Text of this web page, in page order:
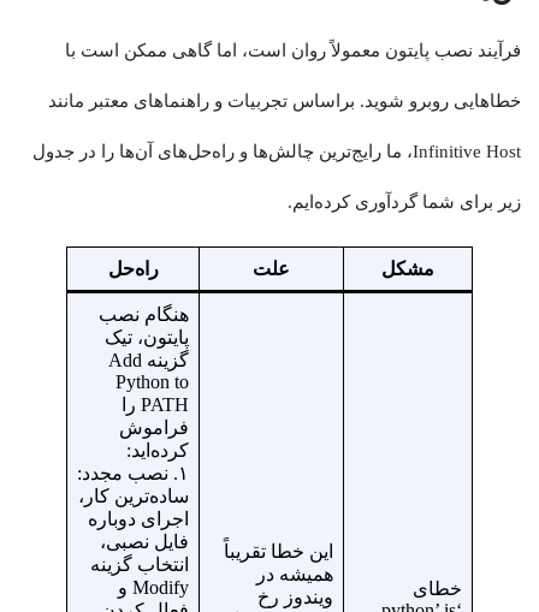
فرآیند نصب پایتون معمولاً روان است، اما گاهی ممکن است با
خطاهایی روبرو شوید. براساس تجربیات و راهنماهای معتبر مانند
Infinitive Host، ما رایج‌ترین چالش‌ها و راه‌حل‌های آن‌ها را در جدول
زیر برای شما گردآوری کرده‌ایم.
مشکل علت راه‌حل
خطای
این خطا تقریباً
همیشه در
ویندوز رخ
هنگام نصب
پایتون، تیک
گزینه Add
Python to
PATH را
فراموش
کرده‌اید:
۱. نصب مجدد:
ساده‌ترین کار،
اجرای دوباره
فایل نصبی،
انتخاب گزینه
Modify و